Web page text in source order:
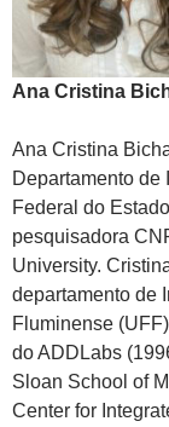
Ana Cristina
Ana Cristina
Departamento
Federal do
pesquisadora
University.
departamento de
Fluminense
do ADDLabs
Sloan School of
Center for